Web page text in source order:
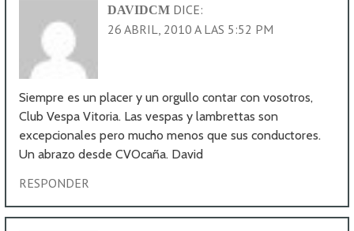
DAVIDCM DICE:
26 ABRIL, 2010 A LAS 5:52 PM
Siempre es un placer y un orgullo contar con vosotros,
Club Vespa Vitoria. Las vespas y lambrettas son
excepcionales pero mucho menos que sus conductores.
Un abrazo desde CVOcaña. David
RESPONDER